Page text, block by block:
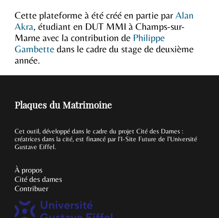
Cette plateforme à été créé en partie par Alan
Akra, étudiant en DUT MMI à Champs-sur-
Marne avec la contribution de Philippe
Gambette dans le cadre du stage de deuxième
année.
Plaques du Matrimoine
Cet outil, développé dans le cadre du projet Cité des Dames :
créatrices dans la cité, est financé par l'I-Site Future de l'Université
Gustave Eiffel.
À propos
Cité des dames
Contribuer